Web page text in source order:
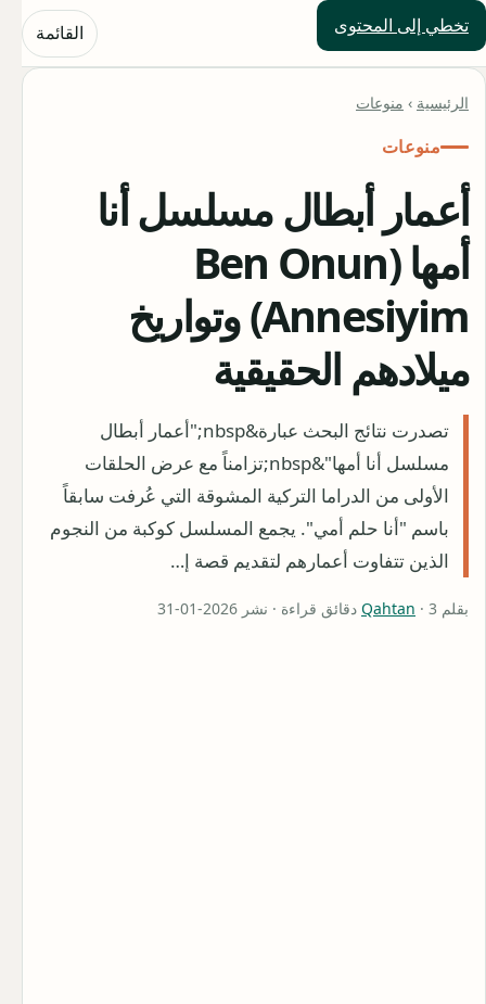
تخطي إلى المحتوى
حلول العالم القائمة
الرئيسية › منوعات
منوعات
أعمار أبطال مسلسل أنا
أمها (Ben Onun
Annesiyim) وتواريخ
ميلادهم الحقيقية
تصدرت نتائج البحث عبارة&nbsp;"أعمار أبطال
مسلسل أنا أمها"&nbsp;تزامناً مع عرض الحلقات
الأولى من الدراما التركية المشوقة التي عُرفت سابقاً
باسم "أنا حلم أمي". يجمع المسلسل كوكبة من النجوم
الذين تتفاوت أعمارهم لتقديم قصة إ…
بقلم Qahtan · 3 دقائق قراءة · نشر 2026-01-31